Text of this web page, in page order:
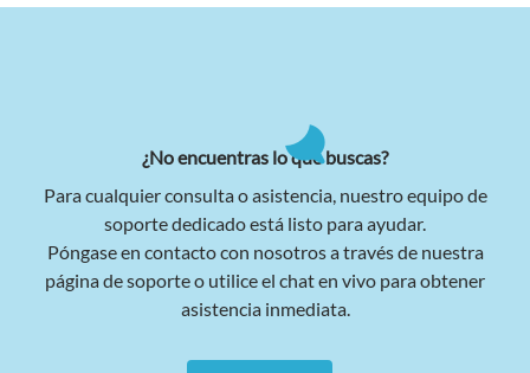
¿No encuentras lo que buscas?
Para cualquier consulta o asistencia, nuestro equipo de
soporte dedicado está listo para ayudar.
Póngase en contacto con nosotros a través de nuestra
página de soporte o utilice el chat en vivo para obtener
asistencia inmediata.